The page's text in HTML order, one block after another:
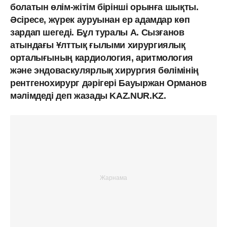
болатын өлім-жітім бірінші орынға шықты.
Әсіресе, жүрек ауруынан ер адамдар көп
зардап шегеді. Бұл туралы А. Сызғанов
атындағы Ұлттық ғылыми хирургиялық
орталығының кардиология, аритмология
және эндоваскулярлық хирургия бөлімінің
рентгенохирург дәрігері Бауыржан Орманов
мәлімдеді деп жазады KAZ.NUR.KZ.